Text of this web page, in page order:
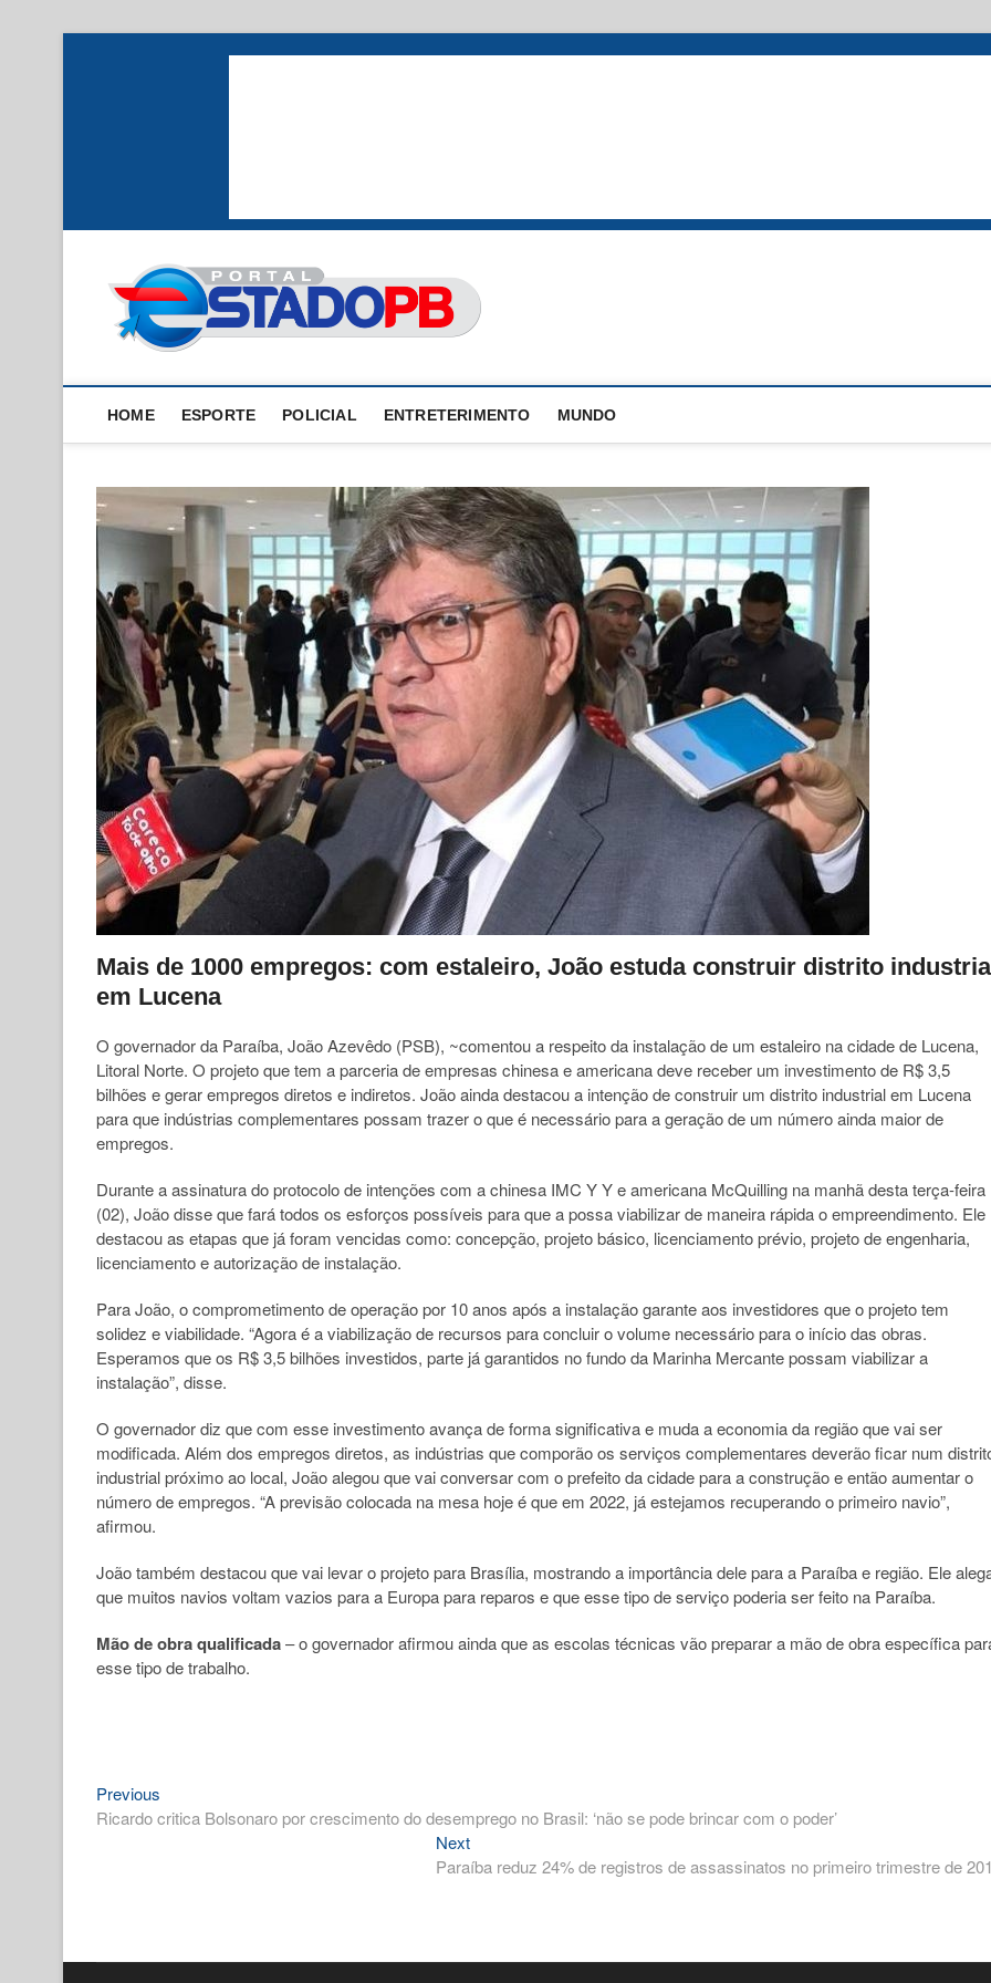
HOME ESPORTE POLICIAL ENTRETERIMENTO MUNDO
Mais de 1000 empregos: com estaleiro, João estuda construir distrito
em Lucena
O governador da Paraíba, João Azevêdo (PSB), ~comentou a respeito da instalação de um estaleiro na cidade de Lucena,
Litoral Norte. O projeto que tem a parceria de empresas chinesa e americana deve receber um investimento de R$ 3,5
bilhões e gerar empregos diretos e indiretos. João ainda destacou a intenção de construir um distrito industrial em Lucena
para que indústrias complementares possam trazer o que é necessário para a geração de um número ainda maior de
empregos.
Durante a assinatura do protocolo de intenções com a chinesa IMC Y Y e americana McQuilling na manhã desta terça-feira
(02), João disse que fará todos os esforços possíveis para que a possa viabilizar de maneira rápida o empreendimento. Ele
destacou as etapas que já foram vencidas como: concepção, projeto básico, licenciamento prévio, projeto de engenharia,
licenciamento e autorização de instalação.
Para João, o comprometimento de operação por 10 anos após a instalação garante aos investidores que o projeto tem
solidez e viabilidade. “Agora é a viabilização de recursos para concluir o volume necessário para o início das obras.
Esperamos que os R$ 3,5 bilhões investidos, parte já garantidos no fundo da Marinha Mercante possam viabilizar a
instalação”, disse.
O governador diz que com esse investimento avança de forma significativa e muda a economia da região que vai ser
modificada. Além dos empregos diretos, as indústrias que comporão os serviços complementares deverão ficar num
industrial próximo ao local, João alegou que vai conversar com o prefeito da cidade para a construção e então aumentar o
número de empregos. “A previsão colocada na mesa hoje é que em 2022, já estejamos recuperando o primeiro navio”,
afirmou.
João também destacou que vai levar o projeto para Brasília, mostrando a importância dele para a Paraíba e região. Ele
que muitos navios voltam vazios para a Europa para reparos e que esse tipo de serviço poderia ser feito na Paraíba.
Mão de obra qualificada– o governador afirmou ainda que as escolas técnicas vão preparar a mão de obra específica
esse tipo de trabalho.
Navegação
de
Previous
post:
Ricardo critica Bolsonaro por crescimento do desemprego no Brasil: ‘não se pode brincar com o poder’
NextNext
post:
Paraíba reduz 24% de registros de assassinatos no primeiro trimestre de